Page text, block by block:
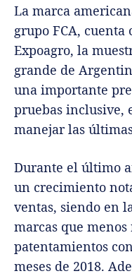
La marca
grupo FCA,
Expoagro, la
grande de
una importante
pruebas inclusive,
manejar las
Durante el último
un crecimiento
ventas, siendo en
marcas que
patentamientos
meses de 2018.